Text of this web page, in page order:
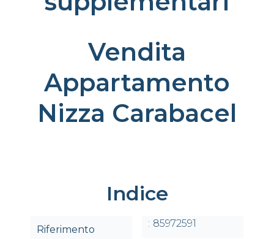
Vendita
Appartamento
Nizza Carabacel
Indice
Riferimento
85972591